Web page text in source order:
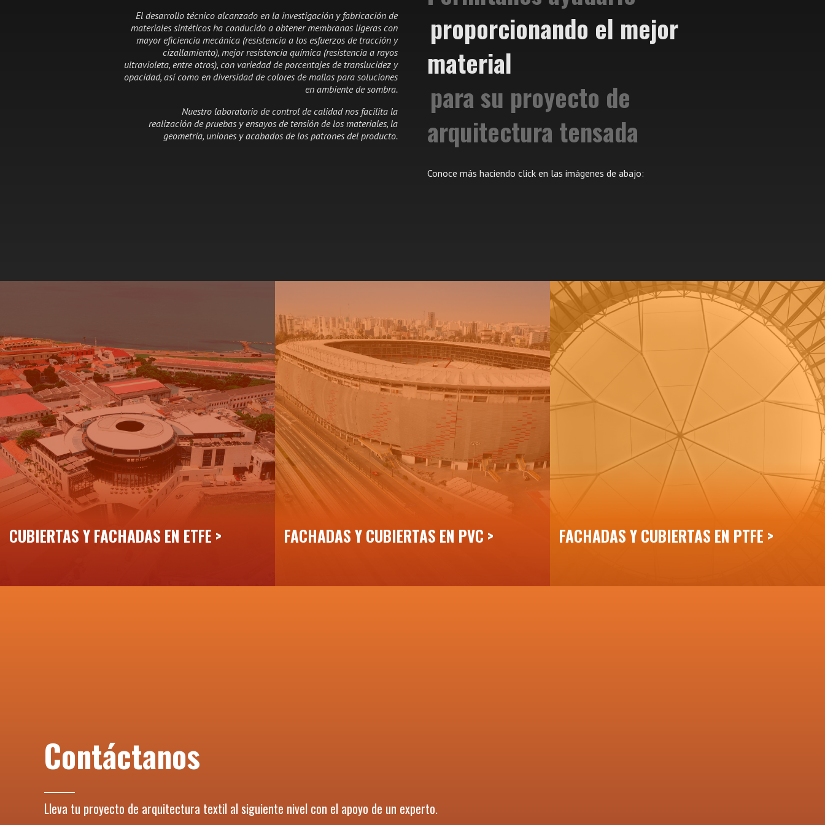
El desarrollo técnico alcanzado en la investigación y fabricación de
materiales sintéticos ha conducido a obtener membranas ligeras con
mayor eficiencia mecánica (resistencia a los esfuerzos de tracción y
cizallamiento), mejor resistencia química (resistencia a rayos
ultravioleta, entre otros), con variedad de porcentajes de translucidez y
opacidad, así como en diversidad de colores de mallas para soluciones
en ambiente de sombra.
Nuestro laboratorio de control de calidad nos facilita la
realización de pruebas y ensayos de tensión de los materiales, la
geometría, uniones y acabados de los patrones del producto.
proporcionando el mejor
material
para su proyecto de
arquitectura tensada
Conoce más haciendo click en las imágenes de abajo:
CUBIERTAS Y FACHADAS EN ETFE > FACHADAS Y CUBIERTAS EN PVC > FACHADAS Y CUBIERTAS EN PTFE >
Contáctanos
Lleva tu proyecto de arquitectura textil al siguiente nivel con el apoyo de un experto.